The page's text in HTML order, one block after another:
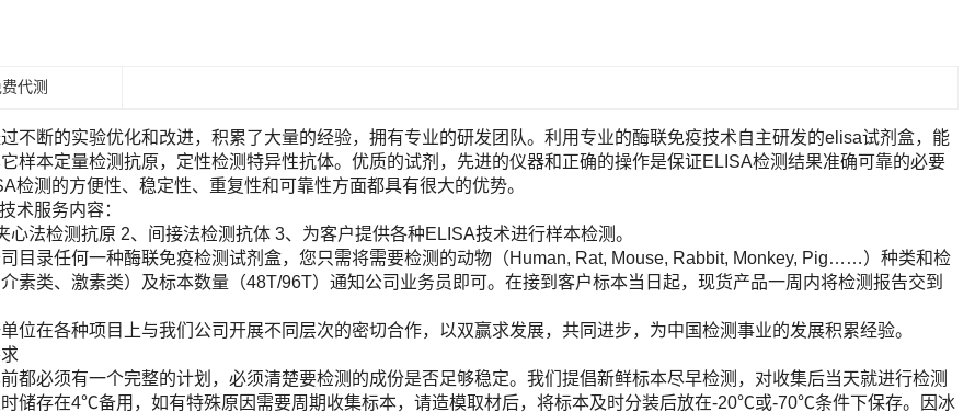
代测
不断的实验优化和改进，积累了大量的经验，拥有专业的研发团队。利用专业的酶联免疫技术自主研发的elisa试剂盒，能
样本定量检测抗原，定性检测特异性抗体。优质的试剂，先进的仪器和正确的操作是保证ELISA检测结果准确可靠的必要
检测的方便性、稳定性、重复性和可靠性方面都具有很大的优势。
术服务内容：
心法检测抗原 2、间接法检测抗体 3、为客户提供各种ELISA技术进行样本检测。
目录任何一种酶联免疫检测试剂盒，您只需将需要检测的动物（Human, Rat, Mouse, Rabbit, Monkey, Pig……）种类和检
素类、激素类）及标本数量（48T/96T）通知公司业务员即可。在接到客户标本当日起，现货产品一周内将检测报告交到
位在各种项目上与我们公司开展不同层次的密切合作，以双赢求发展，共同进步，为中国检测事业的发展积累经验。
都必须有一个完整的计划，必须清楚要检测的成份是否足够稳定。我们提倡新鲜标本尽早检测，对收集后当天就进行检测
储存在4℃备用，如有特殊原因需要周期收集标本，请造模取材后，将标本及时分装后放在-20℃或-70℃条件下保存。因冰